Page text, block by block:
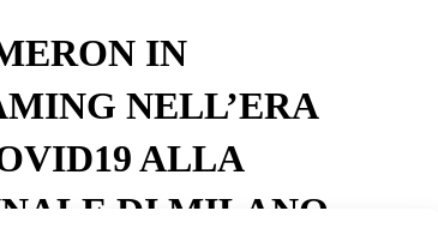
IN
NELL’ERA
ALLA
DI MILANO